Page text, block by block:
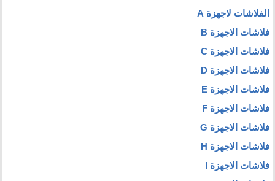
الفلاشات لاجهزة A
فلاشات الاجهزة B
فلاشات الاجهزة C
فلاشات الاجهزة D
فلاشات الاجهزة E
فلاشات الاجهزة F
فلاشات الاجهزة G
فلاشات الاجهزة H
فلاشات الاجهزة I